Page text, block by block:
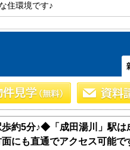
住環境です♪
約5分♪◆「成田湯川」駅は
にも直通でアクセス可能
東京全域エリアのマンション